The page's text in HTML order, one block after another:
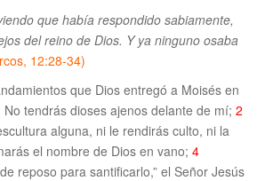
que había respondido sabiamente,
del reino de Dios. Y ya ninguno osaba
12:28-34)
que Dios entregó a Moisés en
No tendrás dioses ajenos delante de mí; 2
alguna, ni le rendirás culto, ni la
el nombre de Dios en vano; 4
reposo para santificarlo,” el Señor Jesús